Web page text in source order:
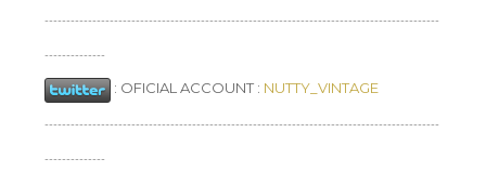
-------------------------------------------------------------------------------------------
--------------
: OFICIAL ACCOUNT : NUTTY_VINTAGE
-------------------------------------------------------------------------------------------
--------------